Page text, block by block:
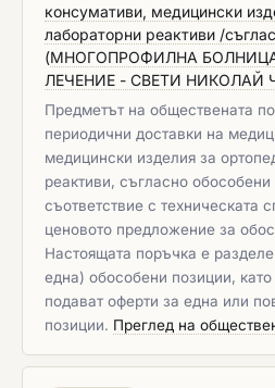
консумативи, медицински
лабораторни реактиви /
(МНОГОПРОФИЛНА
ЛЕЧЕНИЕ - СВЕТИ НИКОЛАЙ
Предметът на обществената
периодични доставки на
медицински изделия за
реактиви, съгласно обособени
съответствие с техническата
ценовото предложение за
Настоящата поръчка е
една) обособени позиции,
подават оферти за една или
позиции. Преглед на